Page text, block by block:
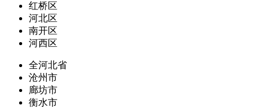
红桥区
河北区
南开区
河西区
全河北省
沧州市
廊坊市
衡水市